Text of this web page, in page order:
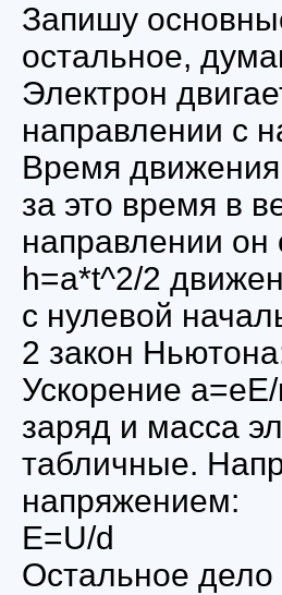
Запишу
остальное,
Электрон
направлении с
Время
за это время в
направлении
h=a*t^2/2
с нулевой
2 закон
Ускорение
заряд и масса
табличные.
напряжением:
E=U/d
Остальное дело